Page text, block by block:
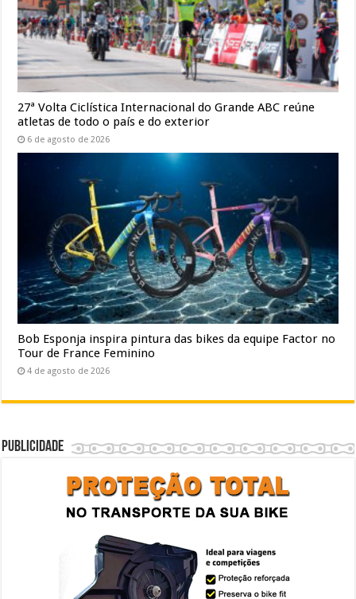
27ª Volta Ciclística Internacional do Grande ABC reúne
atletas de todo o país e do exterior
6 de agosto de 2026
Bob Esponja inspira pintura das bikes da equipe Factor no
Tour de France Feminino
4 de agosto de 2026
Publicidade